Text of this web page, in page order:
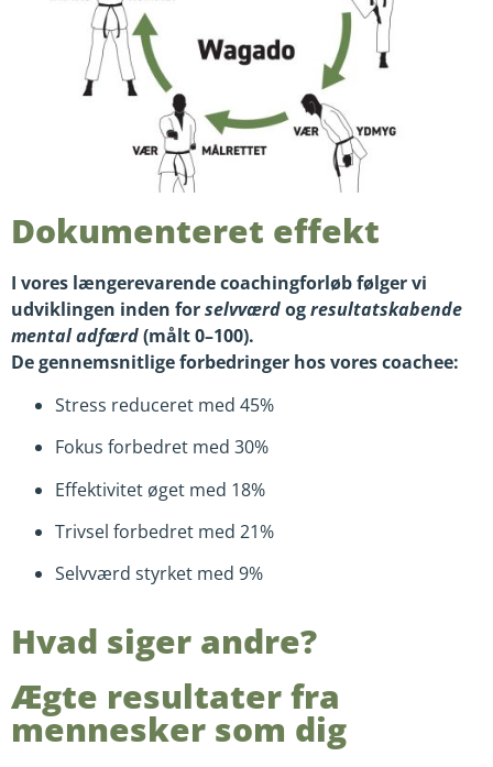
Dokumenteret effekt
I vores længerevarende coachingforløb følger vi
udviklingen inden forselvværdogresultatskabende
mental adfærd(målt 0–100).
De gennemsnitlige forbedringer hos vores coachee:
Stress reduceret med 45%
Fokus forbedret med 30%
Effektivitet øget med 18%
Trivsel forbedret med 21%
Selvværd styrket med 9%
Hvad siger andre?
Ægte resultater fra
mennesker som dig